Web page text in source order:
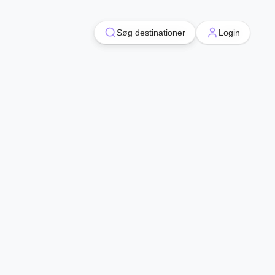
Søg destinationer Login
Søg destinationer Login